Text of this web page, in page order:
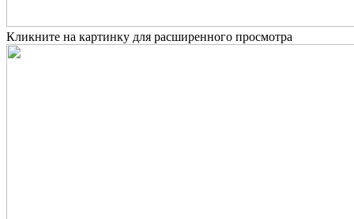
Кликните на картинку для расширенного просмотра